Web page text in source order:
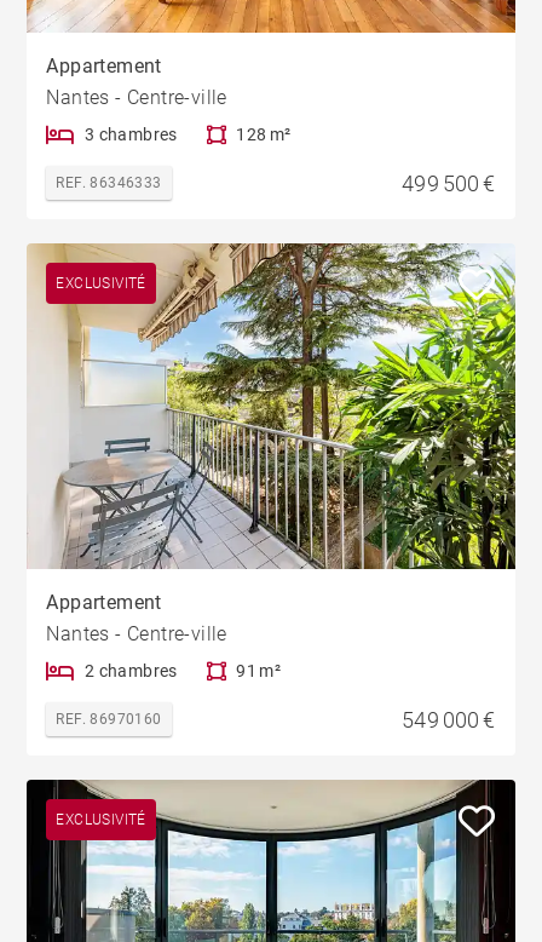
Appartement
Nantes - Centre-ville
3 chambres 128 m²
REF. 86346333 499 500 €
EXCLUSIVITÉ
Appartement
Nantes - Centre-ville
2 chambres 91 m²
REF. 86970160 549 000 €
EXCLUSIVITÉ